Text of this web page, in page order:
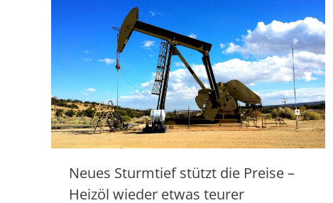
Neues Sturmtief stützt die Preise –
Heizöl wieder etwas teurer